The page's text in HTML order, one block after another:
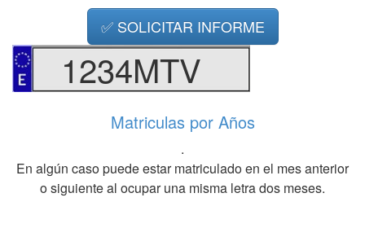
✅ SOLICITAR INFORME
1234MTV
Matriculas por Años
.
En algún caso puede estar matriculado en el mes anterior
o siguiente al ocupar una misma letra dos meses.